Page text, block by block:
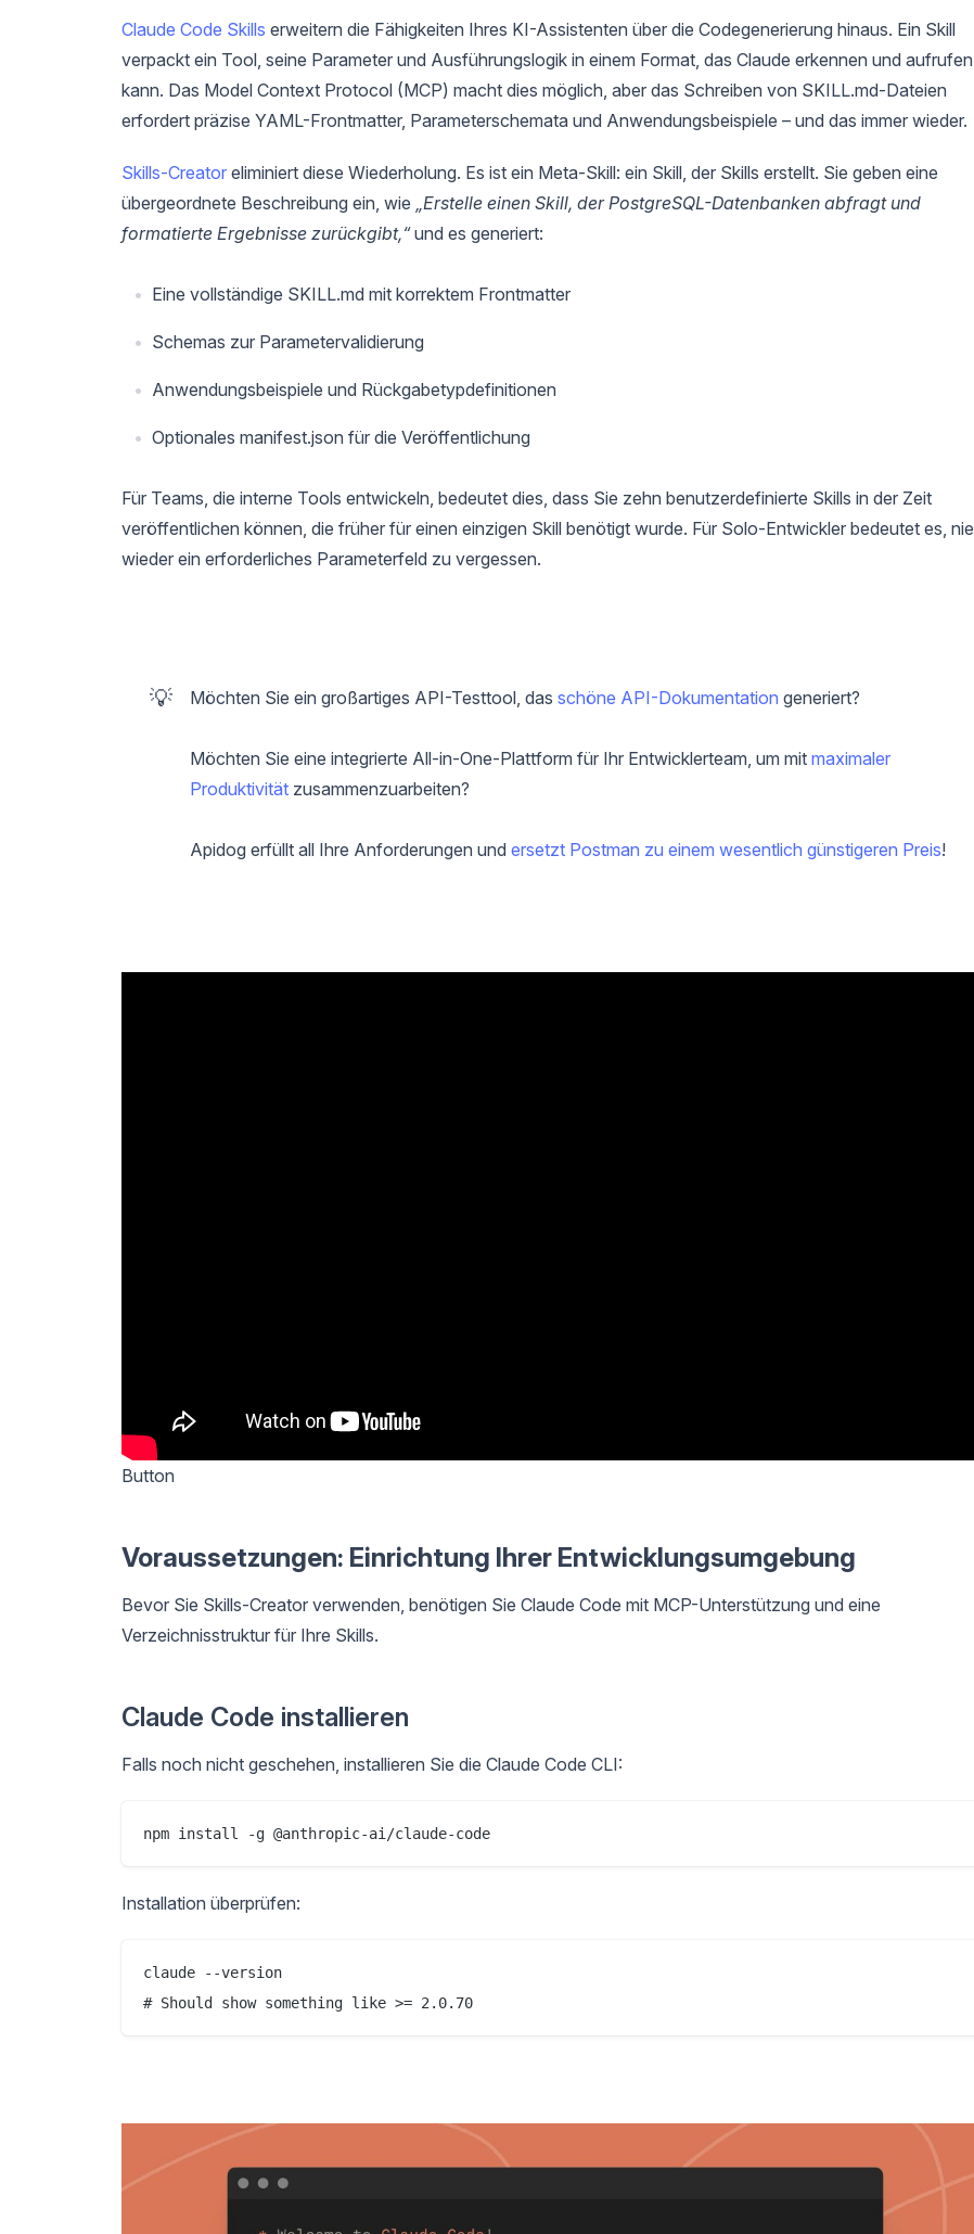
Claude Code Skills erweitern die Fähigkeiten Ihres KI-Assistenten über die Codegenerierung hinaus. Ein Skill
verpackt ein Tool, seine Parameter und Ausführungslogik in einem Format, das Claude erkennen und aufrufen
kann. Das Model Context Protocol (MCP) macht dies möglich, aber das Schreiben von SKILL.md-Dateien
erfordert präzise YAML-Frontmatter, Parameterschemata und Anwendungsbeispiele – und das immer wieder.
Skills-Creator eliminiert diese Wiederholung. Es ist ein Meta-Skill: ein Skill, der Skills erstellt. Sie geben eine
übergeordnete Beschreibung ein, wie
„Erstelle einen Skill, der PostgreSQL-Datenbanken abfragt und
formatierte Ergebnisse zurückgibt,“und es generiert:
Eine vollständige SKILL.md mit korrektem Frontmatter
Schemas zur Parametervalidierung
Anwendungsbeispiele und Rückgabetypdefinitionen
Optionales manifest.json für die Veröffentlichung
Für Teams, die interne Tools entwickeln, bedeutet dies, dass Sie zehn benutzerdefinierte Skills in der Zeit
veröffentlichen können, die früher für einen einzigen Skill benötigt wurde. Für Solo-Entwickler bedeutet es, nie
wieder ein erforderliches Parameterfeld zu vergessen.
💡 Möchten Sie ein großartiges API-Testtool, dasschöne API-Dokumentation generiert?
Möchten Sie eine integrierte All-in-One-Plattform für Ihr Entwicklerteam, um mitmaximaler
Produktivität zusammenzuarbeiten?
Apidog erfüllt all Ihre Anforderungen undersetzt Postman zu einem wesentlich günstigeren Preis!
Button
Voraussetzungen: Einrichtung Ihrer Entwicklungsumgebung
Bevor Sie Skills-Creator verwenden, benötigen Sie Claude Code mit MCP-Unterstützung und eine
Verzeichnisstruktur für Ihre Skills.
Claude Code installieren
Falls noch nicht geschehen, installieren Sie die Claude Code CLI:
Installation überprüfen:
claude --version